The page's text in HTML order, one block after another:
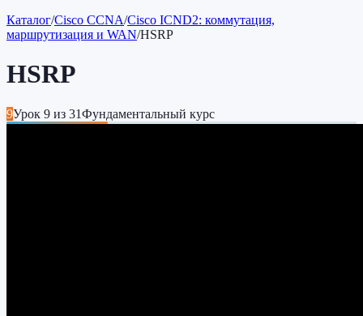
Каталог/Cisco CCNA/Cisco ICND2: коммутация,
маршрутизация и WAN/HSRP
HSRP
9Урок 9 из 31Фундаментальный курс